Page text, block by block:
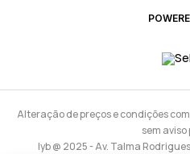
Alteração de preços e condições
sem aviso
lyb @ 2025 - Av. Talma